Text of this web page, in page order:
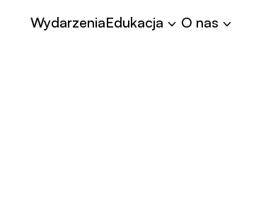
WydarzeniaEdukacja O nas